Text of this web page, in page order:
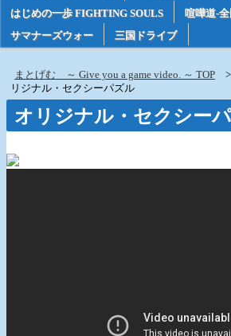
はじめの一歩 FIGHTING SOULS
喧嘩道-
サマナーズウォー
三国ドライブ
まとげむ ～ Give you a game video. ～ TOP
リジナル・セクシーパズル
オリジナル・セクシー